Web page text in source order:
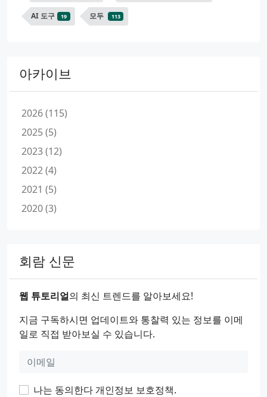
AI 도구 19 모두 113
아카이브
2026 (115)
2025 (5)
2023 (12)
2022 (4)
2021 (5)
2020 (3)
회람 신문
웹 튜토리얼의 최신 트렌드를 알아보세요!
지금 구독하시면 업데이트와 통찰력 있는 정보를 이메
일로 직접 받아보실 수 있습니다.
나는 동의한다 개인정보 보호정책.